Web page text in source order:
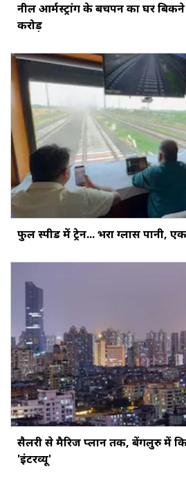
नील आर्मस्ट्रांग के बचपन का घर
करोड़
फुल स्पीड में ट्रेन... भरा ग्लास पानी,
सैलरी से मैरिज प्लान तक, बेंगलुरु में
'इंटरव्यू'